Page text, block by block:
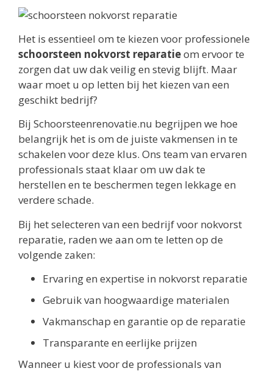
Het is essentieel om te kiezen voor professionele
schoorsteen nokvorst reparatieom ervoor te
zorgen dat uw dak veilig en stevig blijft. Maar
waar moet u op letten bij het kiezen van een
geschikt bedrijf?
Bij Schoorsteenrenovatie.nu begrijpen we hoe
belangrijk het is om de juiste vakmensen in te
schakelen voor deze klus. Ons team van ervaren
professionals staat klaar om uw dak te
herstellen en te beschermen tegen lekkage en
verdere schade.
Bij het selecteren van een bedrijf voor nokvorst
reparatie, raden we aan om te letten op de
volgende zaken:
Ervaring en expertise in nokvorst reparatie
Gebruik van hoogwaardige materialen
Vakmanschap en garantie op de reparatie
Transparante en eerlijke prijzen
Wanneer u kiest voor de professionals van